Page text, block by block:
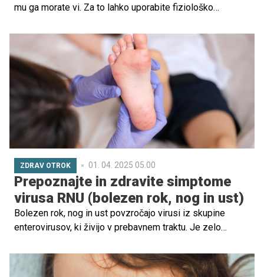
mu ga morate vi. Za to lahko uporabite fiziološko
za nos, ali gazo, ali bombažnim robčkom. Prav tako je
dobro, da v otroško sobico postavite vlažilec zraka ali
posodico z vodo obesite na radiator in s tem povečate
vlažnost v prostoru.
ZDRAV OTROK 01. 04. 2025 05.00
Prepoznajte in zdravite simptome
virusa RNU (bolezen rok, nog in ust)
Bolezen rok, nog in ust povzročajo virusi iz skupine
enterovirusov, ki živijo v prebavnem traktu. Je zelo
indirektno preko predmeta. Za okužbo so najbolj dovzetni
vrtčevski otroci do 5. leta starosti. Redko zbolijo tudi